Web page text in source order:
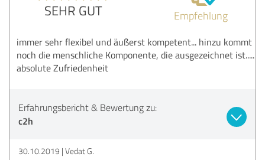
SEHR GUT Empfehlung
immer sehr flexibel und äußerst kompetent... hinzu kommt
noch die menschliche Komponente, die ausgezeichnet ist.....
absolute Zufriedenheit
Erfahrungsbericht & Bewertung zu:
c2h
30.10.2019 Vedat G.